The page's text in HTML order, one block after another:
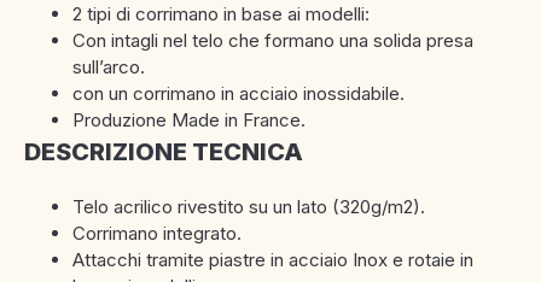
2 tipi di corrimano in base ai modelli:
Con intagli nel telo che formano una solida presa
sull’arco.
con un corrimano in acciaio inossidabile.
Produzione Made in France.
DESCRIZIONE TECNICA
Telo acrilico rivestito su un lato (320g/m2).
Corrimano integrato.
Attacchi tramite piastre in acciaio Inox e rotaie in